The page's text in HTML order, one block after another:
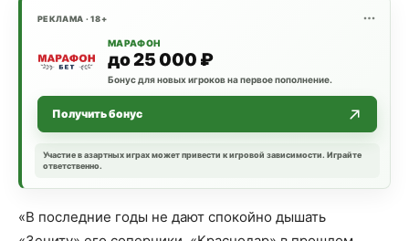
РЕКЛАМА · 18+
МАРАФОН
до 25 000 ₽
Бонус для новых игроков на первое пополнение.
Получить бонус
Участие в азартных играх может привести к игровой зависимости. Играйте
ответственно.
«В последние годы не дают спокойно дышать